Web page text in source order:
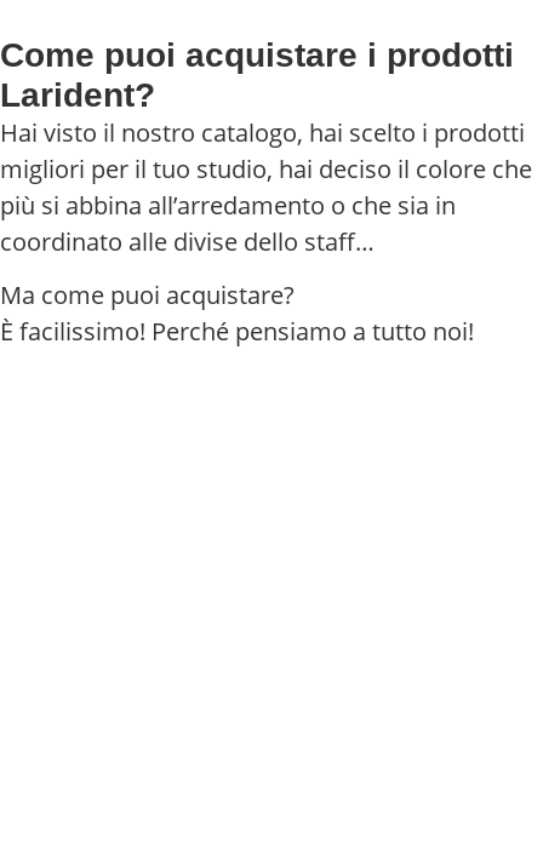
Come puoi acquistare i prodotti
Larident?
Hai visto il nostro catalogo, hai scelto i prodotti
migliori per il tuo studio, hai deciso il colore che
più si abbina all’arredamento o che sia in
coordinato alle divise dello staff…
Ma come puoi acquistare?
È facilissimo! Perché pensiamo a tutto noi!